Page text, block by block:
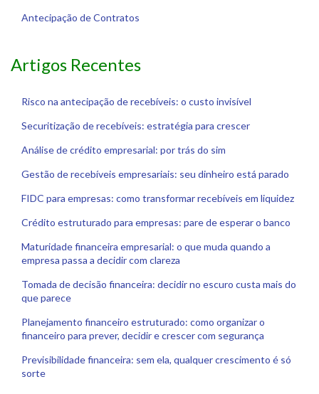
Antecipação de Contratos
Artigos Recentes
Risco na antecipação de recebíveis: o custo invisível
Securitização de recebíveis: estratégia para crescer
Análise de crédito empresarial: por trás do sim
Gestão de recebíveis empresariais: seu dinheiro está parado
FIDC para empresas: como transformar recebíveis em liquidez
Crédito estruturado para empresas: pare de esperar o banco
Maturidade financeira empresarial: o que muda quando a
empresa passa a decidir com clareza
Tomada de decisão financeira: decidir no escuro custa mais do
que parece
Planejamento financeiro estruturado: como organizar o
financeiro para prever, decidir e crescer com segurança
Previsibilidade financeira: sem ela, qualquer crescimento é só
sorte